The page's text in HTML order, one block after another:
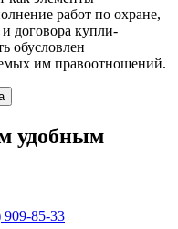
работ по охране,
и договора купли-
обусловлен
им правоотношений.
удобным
909-85-33